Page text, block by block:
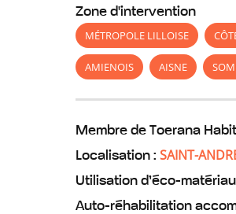
Zone d'intervention
MÉTROPOLE LILLOISE
AMIENOIS AISNE
Membre de Toerana
Localisation : SAINT-
Utilisation d’éco-
Auto-réhabilitation